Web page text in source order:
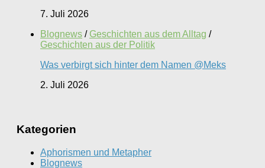
7. Juli 2026
Blognews / Geschichten aus dem Alltag /
Geschichten aus der Politik
Was verbirgt sich hinter dem Namen @Meks
2. Juli 2026
Kategorien
Aphorismen und Metapher
Blognews